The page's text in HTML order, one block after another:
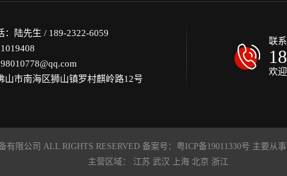
：陆先生 / 189-2322-6059
山市南海区狮山镇罗村麒岭路12号
联
欢
限公司 ALL RIGHTS RESERVED 备案号： 粤ICP备19011330号 主要从
主营区域： 江苏 武汉 上海 北京 浙江